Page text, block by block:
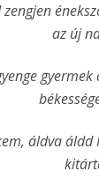
zengjen
az új
áldva áldd